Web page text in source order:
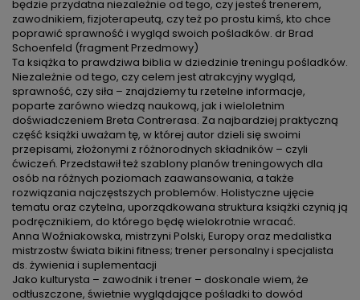
będzie przydatna niezależnie od tego, czy jesteś trenerem,
zawodnikiem, fizjoterapeutą, czy też po prostu kimś, kto chce
poprawić sprawność i wygląd swoich pośladków. dr Brad
Schoenfeld (fragment Przedmowy)
Ta książka to prawdziwa biblia w dziedzinie treningu pośladków.
Niezależnie od tego, czy celem jest atrakcyjny wygląd,
sprawność, czy siła – znajdziemy tu rzetelne informacje,
poparte zarówno wiedzą naukową, jak i wieloletnim
doświadczeniem Breta Contrerasa. Za najbardziej praktyczną
część książki uważam tę, w której autor dzieli się swoimi
przepisami, złożonymi z różnorodnych składników – czyli
ćwiczeń. Przedstawił też szablony planów treningowych dla
osób na różnych poziomach zaawansowania, a także
rozwiązania najczęstszych problemów. Holistyczne ujęcie
tematu oraz czytelna, uporządkowana struktura książki czynią ją
podręcznikiem, do którego będę wielokrotnie wracać.
Anna Woźniakowska, mistrzyni Polski, Europy oraz medalistka
mistrzostw świata bikini fitness; trener personalny i specjalista
ds. żywienia i suplementacji
Jako kulturysta – zawodnik i trener – doskonale wiem, że
odtłuszczone, świetnie wyglądające pośladki to dowód